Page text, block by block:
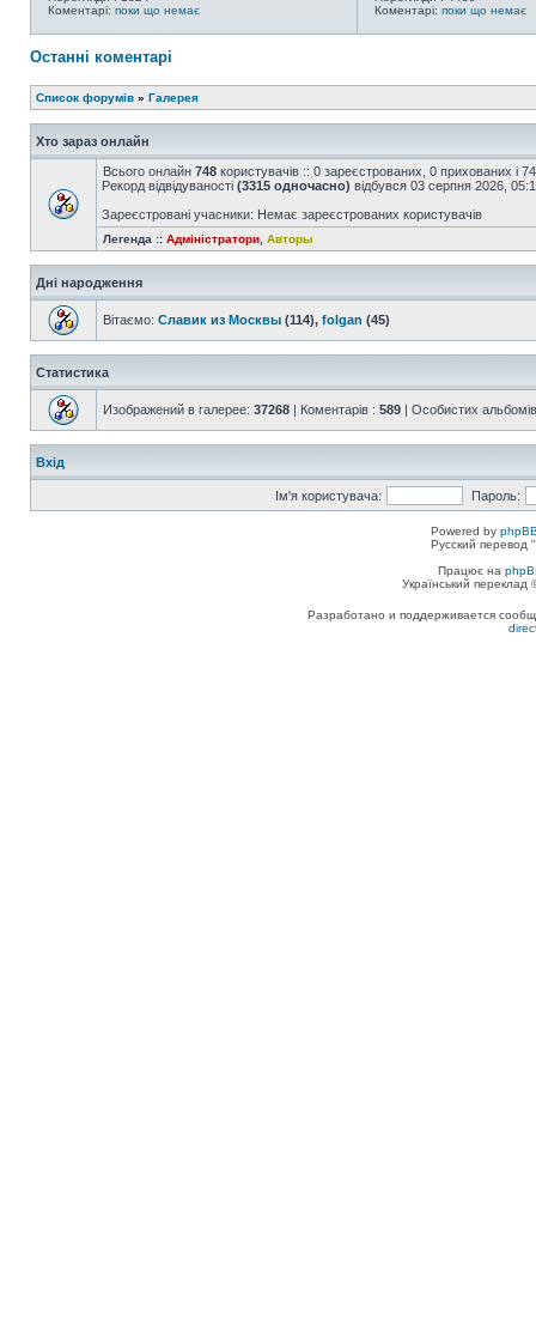
Коментарі: поки що немає
Коментарі: поки що немає
Останні коментарі
Список форумів » Галерея
Хто зараз онлайн
Всього онлайн 748 користувачів :: 0 зареєстрованих, 0 прихованих і
Рекорд відвідуваності (3315 одночасно) відбувся 03 серпня 2026,
Зареєстровані учасники: Немає зареєстрованих користувачів
Легенда :: Адміністратори Авторы
Дні народження
Вітаємо: Славик из Москвы (114), folgan (45)
Статистика
Изображений в галерее: 37268 | Коментарів : 589 | Особистих
Вхід
Ім'я користувача: Пароль:
Powered by
Русский перевод
Працює на
Український
Разработано и поддерживается